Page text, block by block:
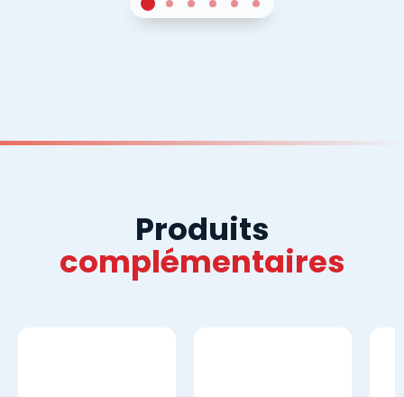
Sur 42Sur 43Sur 44Sur 45Sur 46Sur 4
Produits
complémentaires